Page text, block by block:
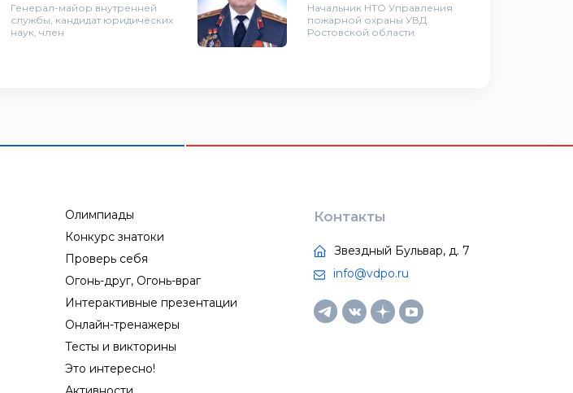
Генерал-майор внутренней
службы, кандидат юридических
наук, член
Начальник НТО Управления
пожарной охраны УВД
Ростовской области
Олимпиады
Конкурс знатоки
Проверь себя
Огонь-друг, Огонь-враг
Интерактивные презентации
Онлайн-тренажеры
Тесты и викторины
Это интересно!
Контакты
Звездный Бульвар, д. 7
info@vdpo.ru